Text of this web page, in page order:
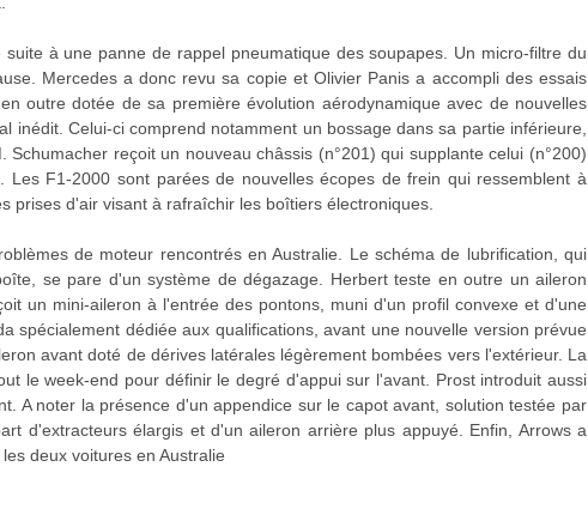
à une panne de rappel pneumatique des soupapes. Un micro-filtre du
Mercedes a donc revu sa copie et Olivier Panis a accompli des essais
outre dotée de sa première évolution aérodynamique avec de nouvelles
inédit. Celui-ci comprend notamment un bossage dans sa partie inférieure,
reçoit un nouveau châssis (n°201) qui supplante celui (n°200)
F1-2000 sont parées de nouvelles écopes de frein qui ressemblent à
prises d'air visant à rafraîchir les boîtiers électroniques.
de moteur rencontrés en Australie. Le schéma de lubrification, qui
se pare d'un système de dégazage. Herbert teste en outre un aileron
un mini-aileron à l'entrée des pontons, muni d'un profil convexe et d'une
spécialement dédiée aux qualifications, avant une nouvelle version prévue
avant doté de dérives latérales légèrement bombées vers l'extérieur. La
le week-end pour définir le degré d'appui sur l'avant. Prost introduit aussi
A noter la présence d'un appendice sur le capot avant, solution testée par
d'extracteurs élargis et d'un aileron arrière plus appuyé. Enfin, Arrows a
deux voitures en Australie